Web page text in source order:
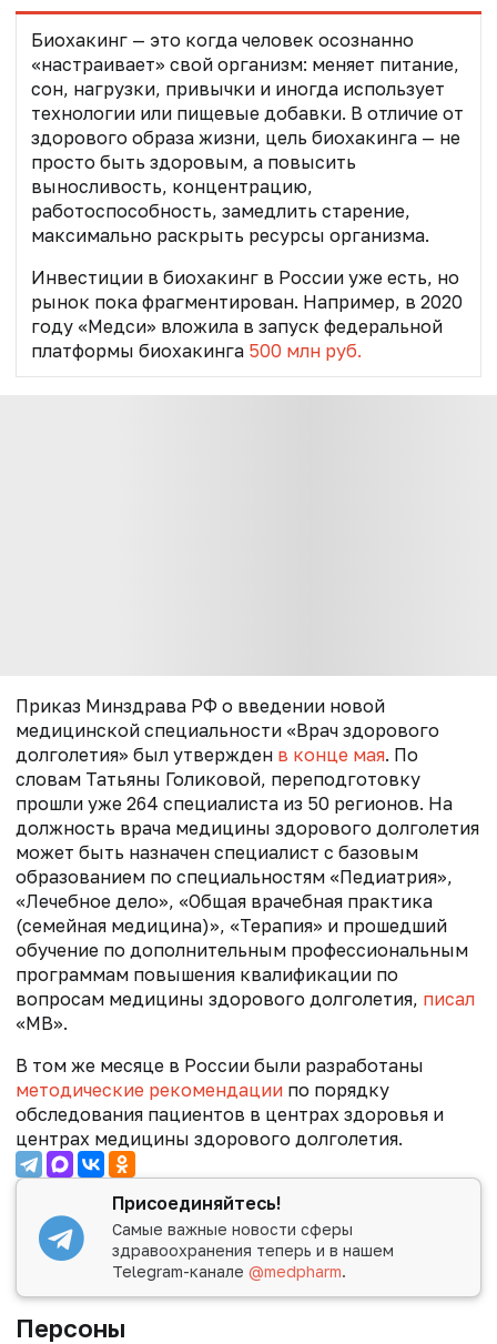
Биохакинг — это когда человек осознанно
«настраивает» свой организм: меняет питание,
сон, нагрузки, привычки и иногда использует
технологии или пищевые добавки. В отличие от
здорового образа жизни, цель биохакинга — не
просто быть здоровым, а повысить
выносливость, концентрацию,
работоспособность, замедлить старение,
максимально раскрыть ресурсы организма.
Инвестиции в биохакинг в России уже есть, но
рынок пока фрагментирован. Например, в 2020
году «Медси» вложила в запуск федеральной
платформы биохакинга 500 млн руб.
Приказ Минздрава РФ о введении новой
медицинской специальности «Врач здорового
долголетия» был утвержден в конце мая. По
словам Татьяны Голиковой, переподготовку
прошли уже 264 специалиста из 50 регионов. На
должность врача медицины здорового долголетия
может быть назначен специалист с базовым
образованием по специальностям «Педиатрия»,
«Лечебное дело», «Общая врачебная практика
(семейная медицина)», «Терапия» и прошедший
обучение по дополнительным профессиональным
программам повышения квалификации по
вопросам медицины здорового долголетия, писал
«МВ».
В том же месяце в России были разработаны
методические рекомендации по порядку
обследования пациентов в центрах здоровья и
центрах медицины здорового долголетия.
Присоединяйтесь!
Самые важные новости сферы
здравоохранения теперь и в нашем
Telegram-канале@medpharm.
Персоны